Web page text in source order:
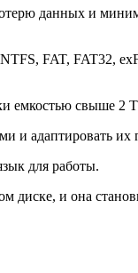
данных и
FAT, FAT32,
емкостью свыше 2
и адаптировать
для работы.
диске, и она